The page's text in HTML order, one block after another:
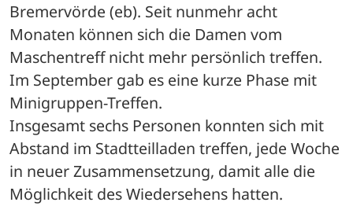
Bremervörde (eb). Seit nunmehr acht
Monaten können sich die Damen vom
Maschentreff nicht mehr persönlich treffen.
Im September gab es eine kurze Phase mit
Minigruppen-Treffen.
Insgesamt sechs Personen konnten sich mit
Abstand im Stadtteilladen treffen, jede Woche
in neuer Zusammensetzung, damit alle die
Möglichkeit des Wiedersehens hatten.